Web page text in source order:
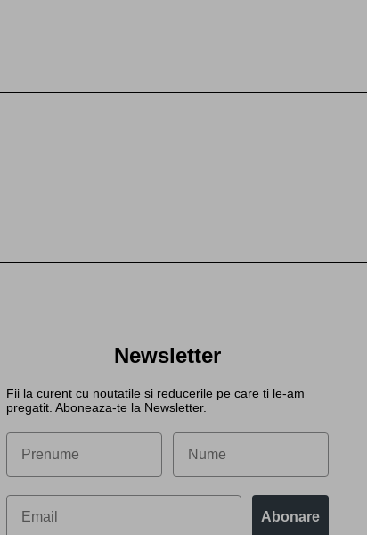
Newsletter
Fii la curent cu noutatile si reducerile pe care ti le-am
pregatit. Aboneaza-te la Newsletter.
Abonare